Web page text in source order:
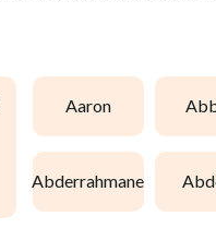
aaron
abderrahmane